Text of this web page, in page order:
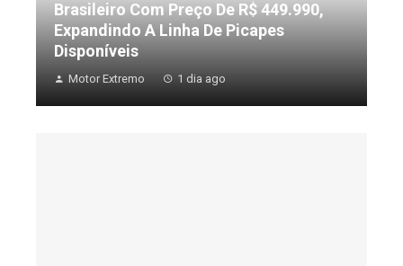
Brasileiro Com Preço De R$ 449.990,
Expandindo A Linha De Picapes
Disponíveis
Motor Extremo 1 dia ago